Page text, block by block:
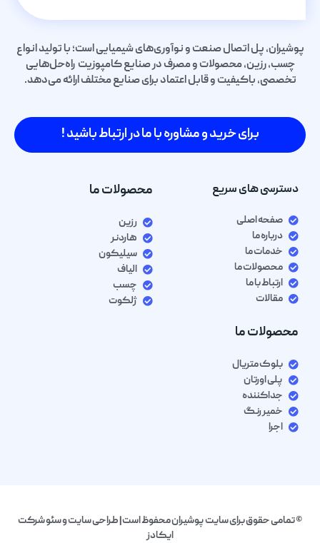
پوشیران، پل اتصال صنعت و نوآوری‌های شیمیایی است؛ با تولید انواع
چسب، رزین، محصولات و مصرف در صنایع کامپوزیت راه‌حل‌هایی
تخصصی، باکیفیت و قابل اعتماد برای صنایع مختلف ارائه می‌دهد.
برای خرید و مشاوره با ما در ارتباط باشید !
دسترسی های سریع
صفحه اصلی
درباره ما
خدمات ما
محصولات ما
ارتباط با ما
مقالات
محصولات ما
رزین
هاردنر
سیلیکون
الیاف
چسب
ژلکوت
محصولات ما
بلوک متریال
پلی اورتان
جداکننده
خمیر رنگ
اجرا
© تمامی حقوق برای سایت پوشیران محفوظ است| طراحی سایت و سئو شرکت
ایکادز